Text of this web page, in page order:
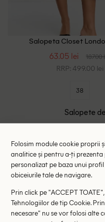
Salopeta Closet
63.05 lei 187.00
RRP: 499.00 lei
38
Salopete
Folosim module cookie proprii
analitice și pentru a-ți
personalizat pe baza unui
obiceiurile tale de navigare.
Prin click pe "ACCEPT
Tehnologiilor de tip Cookie.
necesare" nu se vor folosi alte